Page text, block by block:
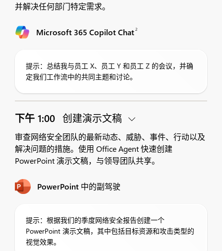
并解决任何部门特定需求。
Microsoft 365 Copilot Chat2
提示：总结我与员工 X、员工 Y 和员工 Z 的会议，并确
定我们工作流中的共同主题和讨论。
下午 1:00 创建演示文稿
审查网络安全团队的最新动态、威胁、事件、行动以及
解决问题的措施。使用 Office Agent 快速创建
PowerPoint 演示文稿，与领导团队共享。
PowerPoint 中的副驾驶
提示：根据我们的季度网络安全报告创建一个
PowerPoint 演示文稿，其中包括目标资源和攻击类型的
视觉效果。